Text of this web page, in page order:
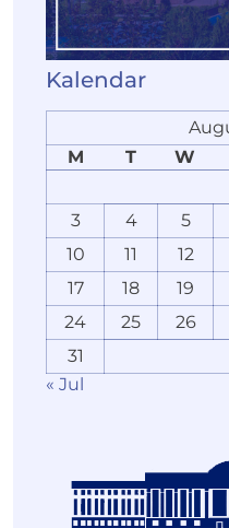
Kalendar
M
T W
3
4 5
10
11 12
17
18 19
24
25 26
31
« Jul